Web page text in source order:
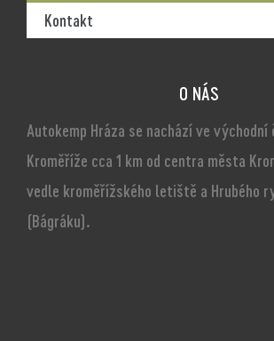
Kontakt
O NÁS
Autokemp Hráza se nachází ve
Kroměříže cca 1 km od centra města
vedle kroměřížského letiště a Hrubého
(Bágráku).